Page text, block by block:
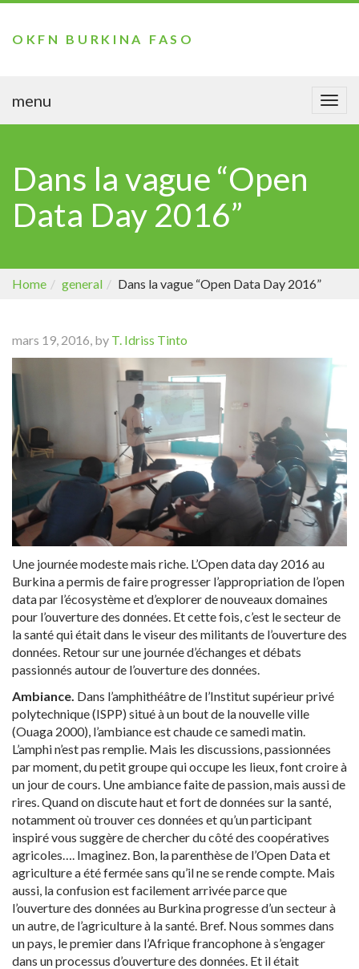
OKFN BURKINA FASO
menu
Dans la vague “Open
Data Day 2016”
Home general Dans la vague “Open Data Day 2016”
mars 19, 2016, by T. Idriss Tinto
Une journée modeste mais riche. L’Open data day 2016 au
Burkina a permis de faire progresser l’appropriation de l’open
data par l’écosystème et d’explorer de nouveaux domaines
pour l’ouverture des données. Et cette fois, c’est le secteur de
la santé qui était dans le viseur des militants de l’ouverture des
données. Retour sur une journée d’échanges et débats
passionnés autour de l’ouverture des données.
Ambiance. Dans l’amphithéâtre de l’Institut supérieur privé
polytechnique (ISPP) situé à un bout de la nouvelle ville
(Ouaga 2000), l’ambiance est chaude ce samedi matin.
L’amphi n’est pas remplie. Mais les discussions, passionnées
par moment, du petit groupe qui occupe les lieux, font croire à
un jour de cours. Une ambiance faite de passion, mais aussi de
rires. Quand on discute haut et fort de données sur la santé,
notamment où trouver ces données et qu’un participant
inspiré vous suggère de chercher du côté des coopératives
agricoles…. Imaginez. Bon, la parenthèse de l’Open Data et
agriculture a été fermée sans qu’il ne se rende compte. Mais
aussi, la confusion est facilement arrivée parce que
l’ouverture des données au Burkina progresse d’un secteur à
un autre, de l’agriculture à la santé. Bref. Nous sommes dans
un pays, le premier dans l’Afrique francophone à s’engager
dans un processus d’ouverture des données. Et il était